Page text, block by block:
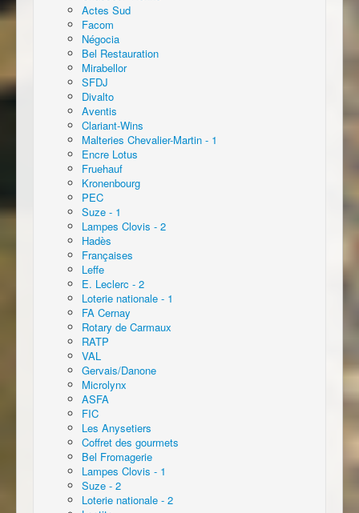
Actes Sud
Facom
Négocia
Bel Restauration
Mirabellor
SFDJ
Divalto
Aventis
Clariant-Wins
Malteries Chevalier-Martin - 1
Encre Lotus
Fruehauf
Kronenbourg
PEC
Suze - 1
Lampes Clovis - 2
Hadès
Françaises
Leffe
E. Leclerc - 2
Loterie nationale - 1
FA Cernay
Rotary de Carmaux
RATP
VAL
Gervais/Danone
Microlynx
ASFA
FIC
Les Anysetiers
Coffret des gourmets
Bel Fromagerie
Lampes Clovis - 1
Suze - 2
Loterie nationale - 2